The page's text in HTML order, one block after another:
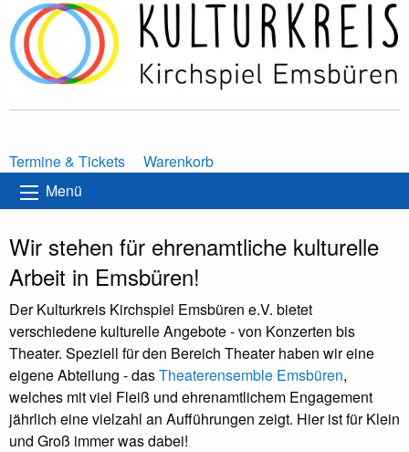
Termine & Tickets
Warenkorb
Menü
Wir stehen für ehrenamtliche kulturelle
Arbeit in Emsbüren!
Der Kulturkreis Kirchspiel Emsbüren e.V. bietet
verschiedene kulturelle Angebote - von Konzerten bis
Theater. Speziell für den Bereich Theater haben wir eine
eigene Abteilung - dasTheaterensemble Emsbüren,
welches mit viel Fleiß und ehrenamtlichem Engagement
jährlich eine vielzahl an Aufführungen zeigt. Hier ist für Klein
und Groß immer was dabei!